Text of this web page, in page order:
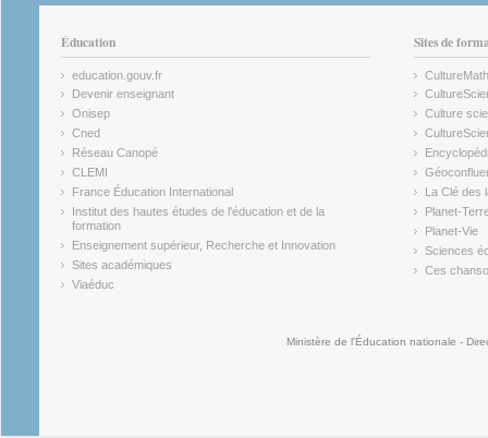
Éducation
education.gouv.fr
(link is external)
Devenir enseignant
(link is external)
Onisep
(link is external)
Cned
(link is external)
Réseau Canopé
(link is external)
CLEMI
(link is external)
France Éducation International
(link is external)
Institut des hautes études de l'éducation et de la
formation
(link is external)
Enseignement supérieur, Recherche et Innovation
(link is external)
Sites académiques
(link is external)
Viaéduc
Sites de
CultureMath
(link is
(link is
Culture
(link is
(link is
(link is
La Clé des
(link is
Planet-
(link is
Planet-Vie
(link is
Sciences
(link is
Ces
Ministère de l'Éducation nationale -